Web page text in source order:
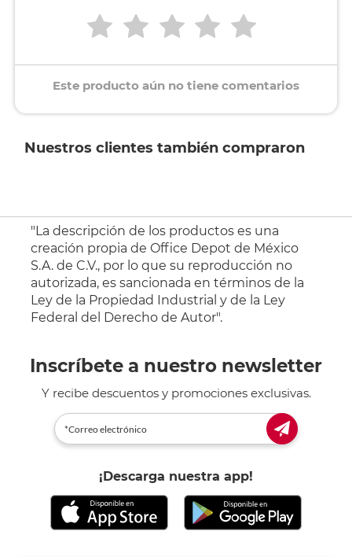
Este producto aún no tiene comentarios
Nuestros clientes también compraron
"La descripción de los productos es una
creación propia de Office Depot de México
S.A. de C.V., por lo que su reproducción no
autorizada, es sancionada en términos de la
Ley de la Propiedad Industrial y de la Ley
Federal del Derecho de Autor".
Inscríbete a nuestro newsletter
Y recibe descuentos y promociones exclusivas.
¡Descarga nuestra app!